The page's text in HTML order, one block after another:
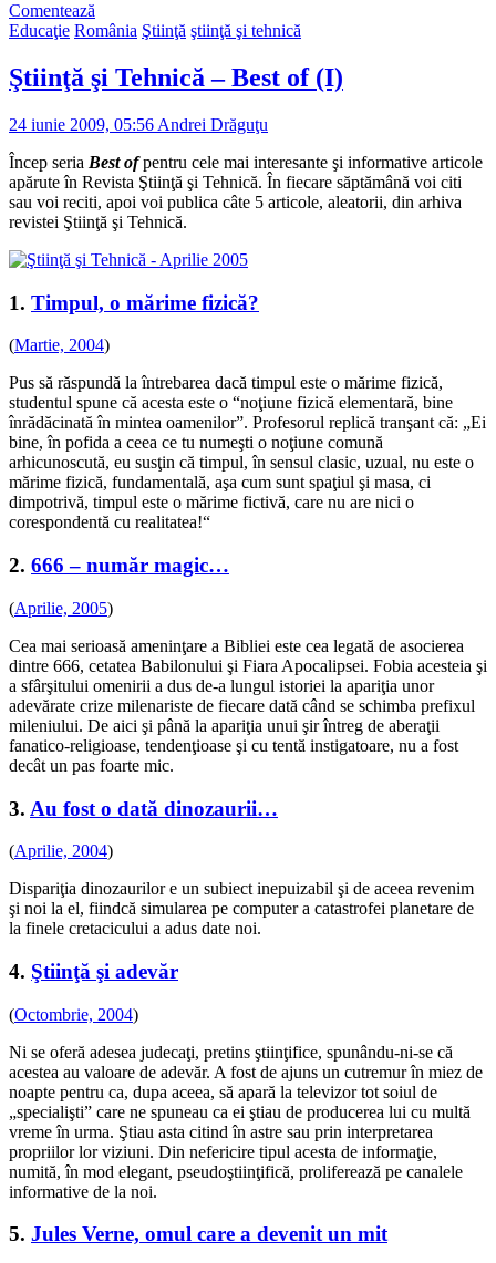
Comentează
Educaţie România Ştiinţă ştiinţă şi tehnică
Ştiinţă şi Tehnică – Best of (I)
24 iunie 2009, 05:56 Andrei Drăguţu
Încep seria Best ofpentru cele mai interesante şi informative articole
apărute în Revista Ştiinţă şi Tehnică. În fiecare săptămână voi citi
sau voi reciti, apoi voi publica câte 5 articole, aleatorii, din arhiva
revistei Ştiinţă şi Tehnică.
1. Timpul, o mărime fizică?
(Martie, 2004)
Pus să răspundă la întrebarea dacă timpul este o mărime fizică,
studentul spune că acesta este o “noţiune fizică elementară, bine
înrădăcinată în mintea oamenilor”. Profesorul replică tranşant că: „Ei
bine, în pofida a ceea ce tu numeşti o noţiune comună
arhicunoscută, eu susţin că timpul, în sensul clasic, uzual, nu este o
mărime fizică, fundamentală, aşa cum sunt spaţiul şi masa, ci
dimpotrivă, timpul este o mărime fictivă, care nu are nici o
corespondentă cu realitatea!“
2. 666 – număr magic…
(Aprilie, 2005)
Cea mai serioasă ameninţare a Bibliei este cea legată de asocierea
dintre 666, cetatea Babilonului şi Fiara Apocalipsei. Fobia acesteia şi
a sfârşitului omenirii a dus de-a lungul istoriei la apariţia unor
adevărate crize milenariste de fiecare dată când se schimba prefixul
mileniului. De aici şi până la apariţia unui şir întreg de aberaţii
fanatico-religioase, tendenţioase şi cu tentă instigatoare, nu a fost
decât un pas foarte mic.
3. Au fost o dată dinozaurii…
(Aprilie, 2004)
Dispariţia dinozaurilor e un subiect inepuizabil şi de aceea revenim
şi noi la el, fiindcă simularea pe computer a catastrofei planetare de
la finele cretacicului a adus date noi.
4. Ştiinţă şi adevăr
(Octombrie, 2004)
Ni se oferă adesea judecaţi, pretins ştiinţifice, spunându-ni-se că
acestea au valoare de adevăr. A fost de ajuns un cutremur în miez de
noapte pentru ca, dupa aceea, să apară la televizor tot soiul de
„specialişti” care ne spuneau ca ei ştiau de producerea lui cu multă
vreme în urma. Ştiau asta citind în astre sau prin interpretarea
propriilor lor viziuni. Din nefericire tipul acesta de informaţie,
numită, în mod elegant, pseudoştiinţifică, proliferează pe canalele
informative de la noi.
5. Jules Verne, omul care a devenit un mit